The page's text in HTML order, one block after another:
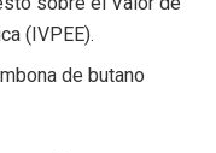
(IVPEE).
de butano